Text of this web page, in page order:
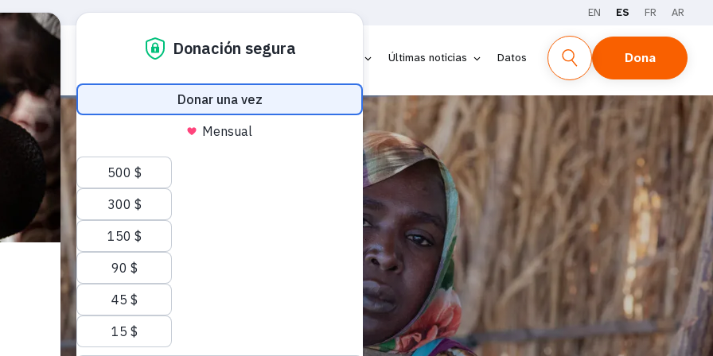
EN ES FR AR
Quiénes somos Nuestra labor Emergencias Últimas noticias Datos Dona